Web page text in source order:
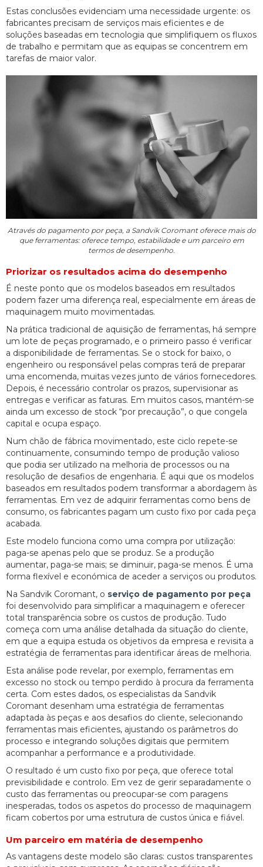
Estas conclusões evidenciam uma necessidade urgente: os
fabricantes precisam de serviços mais eficientes e de
soluções baseadas em tecnologia que simplifiquem os fluxos
de trabalho e permitam que as equipas se concentrem em
tarefas de maior valor.
Através do pagamento por peça, a Sandvik Coromant oferece mais do
que ferramentas: oferece tempo, estabilidade e um parceiro em
termos de desempenho.
Priorizar os resultados acima do desempenho
É neste ponto que os modelos baseados em resultados
podem fazer uma diferença real, especialmente em áreas de
maquinagem muito movimentadas.
Na prática tradicional de aquisição de ferramentas, há sempre
um lote de peças programado, e o primeiro passo é verificar
a disponibilidade de ferramentas. Se o stock for baixo, o
engenheiro ou responsável pelas compras terá de preparar
uma encomenda, muitas vezes junto de vários fornecedores.
Depois, é necessário controlar os prazos, supervisionar as
entregas e verificar as faturas. Em muitos casos, mantém-se
ainda um excesso de stock “por precaução”, o que congela
capital e ocupa espaço.
Num chão de fábrica movimentado, este ciclo repete-se
continuamente, consumindo tempo de produção valioso
que podia ser utilizado na melhoria de processos ou na
resolução de desafios de engenharia. É aqui que os modelos
baseados em resultados podem transformar a abordagem às
ferramentas. Em vez de adquirir ferramentas como bens de
consumo, os fabricantes pagam um custo fixo por cada peça
acabada.
Este modelo funciona como uma compra por utilização:
paga-se apenas pelo que se produz. Se a produção
aumentar, paga-se mais; se diminuir, paga-se menos. É uma
forma flexível e económica de aceder a serviços ou produtos.
Na Sandvik Coromant, o serviço de pagamento por peça
foi desenvolvido para simplificar a maquinagem e oferecer
total transparência sobre os custos de produção. Tudo
começa com uma análise detalhada da situação do cliente,
em que a equipa estuda os objetivos da empresa e revisita a
estratégia de ferramentas para identificar áreas de melhoria.
Esta análise pode revelar, por exemplo, ferramentas em
excesso no stock ou tempo perdido à procura da ferramenta
certa. Com estes dados, os especialistas da Sandvik
Coromant desenham uma estratégia de ferramentas
adaptada às peças e aos desafios do cliente, selecionando
ferramentas mais eficientes, ajustando os parâmetros do
processo e integrando soluções digitais que permitem
acompanhar a performance e a produtividade.
O resultado é um custo fixo por peça, que oferece total
previsibilidade e controlo. Em vez de gerir separadamente o
custo das ferramentas ou preocupar-se com paragens
inesperadas, todos os aspetos do processo de maquinagem
ficam cobertos por uma estrutura de custos única e fiável.
Um parceiro em matéria de desempenho
As vantagens deste modelo são claras: custos transparentes